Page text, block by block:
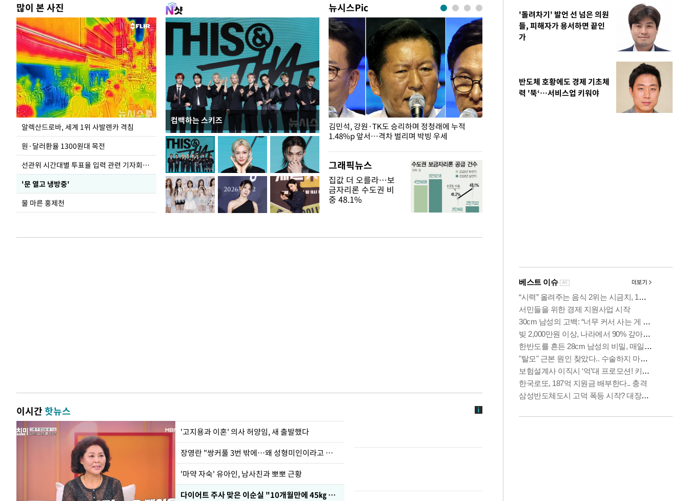
많이 본 사진
알렉산드로바, 세계 1위 사발렌카 격침
원·달러환율 1300원대 목전
선관위 시간대별 투표율 입력 관련 기자회견하는 주진우 의원
'문 열고 냉방중'
물 마른 홍제천
컴백하는 스키즈
뉴시스Pic
극한 폭염에 바닥 드러난 홍제천…물고기 떼죽음
도
김민석, 강원·TK도 승리하며 정청래에 누적
1.48%p 앞서…격차 벌리며 박빙 우세
그래픽뉴스
집값 더 오를라…보
금자리론 수도권 비
중 48.1%
이시간핫뉴스
'고지용과 이혼' 의사 허양임, 새 출발했다
장영란 "쌍커풀 3번 밖에…왜 성형미인이라고 하냐"
'마약 자숙' 유아인, 남사친과 뽀뽀 근황
다이어트 주사 맞은 이순실 "10개월만에 45㎏ 감량"
'돌려차기' 발언 선 넘은 의원
들, 피해자가 용서하면 끝인
가
반도체 호황에도 경제 기초체
력 '뚝‘…서비스업 키워야